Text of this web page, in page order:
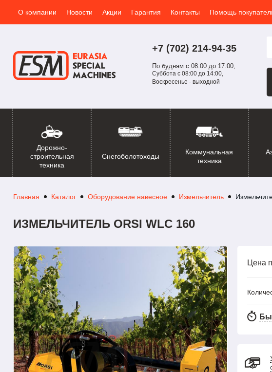
О компании Новости Акции Гарантия Контакты Помощь
+7 (702) 214-94-35
По будням с 08:00 до 17:00,
Суббота с 08:00 до 14:00,
Воскресенье - выходной
Дорожно-
строительная
техника
Снегоболотоходы
Коммунальная
техника
Главная Каталог Оборудование навесное Измельчитель
ИЗМЕЛЬЧИТЕЛЬ ORSI WLC 160
Цена